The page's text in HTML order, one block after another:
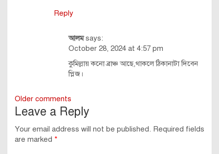
Reply
আলম says:
October 28, 2024 at 4:57 pm
কুমিল্লায় কনো ব্রাঞ্চ আছে,থাকলে ঠিকানাটা দিবেন
প্লিজ।
Comments
navigation
Older comments
Leave a Reply
Your email address will not be published. Required fields
are marked *